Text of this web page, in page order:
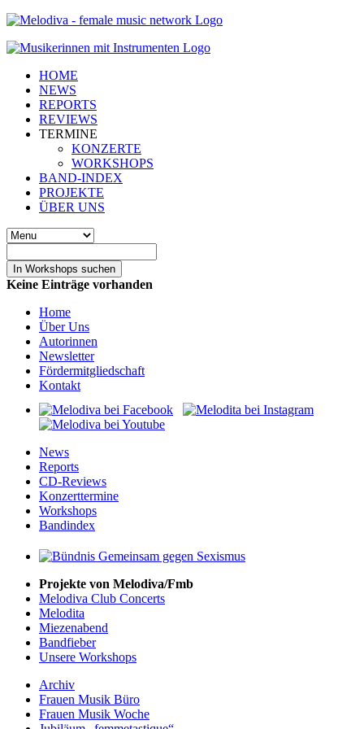
HOME
NEWS
REPORTS
REVIEWS
TERMINE
KONZERTE
WORKSHOPS
BAND-INDEX
PROJEKTE
ÜBER UNS
In Workshops suchen
Keine Einträge vorhanden
Home
Über Uns
Autorinnen
Newsletter
Fördermitgliedschaft
Kontakt
News
Reports
CD-Reviews
Konzerttermine
Workshops
Bandindex
Projekte von Melodiva/Fmb
Melodiva Club Concerts
Melodita
Miezenabend
Bandfieber
Unsere Workshops
Archiv
Frauen Musik Büro
Frauen Musik Woche